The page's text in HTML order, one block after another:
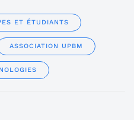
ET ÉTUDIANTS
ASSOCIATION UPBM